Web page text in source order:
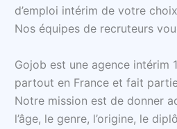
d’emploi intérim de votre
Nos équipes de recruteurs
Gojob est une agence intérim
partout en France et fait
Notre mission est de donner
l’âge, le genre, l’origine, le